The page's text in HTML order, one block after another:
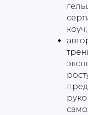
коуч;